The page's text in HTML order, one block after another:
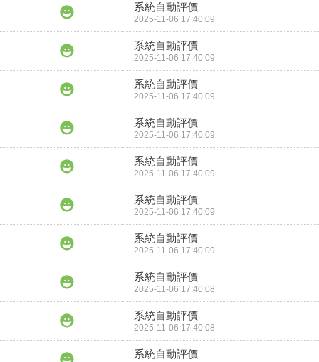
系統自動評價
2025-11-06 17:40:09
系統自動評價
2025-11-06 17:40:09
系統自動評價
2025-11-06 17:40:09
系統自動評價
2025-11-06 17:40:09
系統自動評價
2025-11-06 17:40:09
系統自動評價
2025-11-06 17:40:09
系統自動評價
2025-11-06 17:40:09
系統自動評價
2025-11-06 17:40:08
系統自動評價
2025-11-06 17:40:08
系統自動評價